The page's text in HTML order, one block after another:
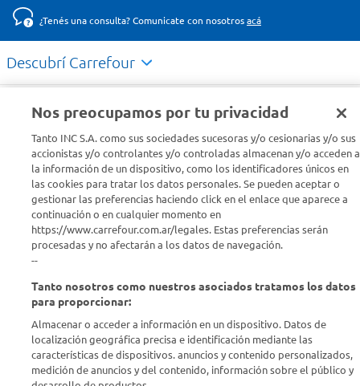
¿Tenés una consulta? Comunicate con nosotros acá
Descubrí Carrefour
Conocenos
Info útil
Comprá Online
Enterate de nuestras ofertas
Dejanos tu mail para recibir todas las ofertas y promociones antes
ENVIAR
Nos preocupamos por tu privacidad
Tanto INC S.A. como sus sociedades sucesoras y/o cesionarias y/o sus
accionistas y/o controlantes y/o controladas almacenan y/o acceden a
la información de un dispositivo, como los identificadores únicos en
las cookies para tratar los datos personales. Se pueden aceptar o
gestionar las preferencias haciendo click en el enlace que aparece a
continuación o en cualquier momento en
https://www.carrefour.com.ar/legales. Estas preferencias serán
procesadas y no afectarán a los datos de navegación.
--
Tanto nosotros como nuestros asociados tratamos los datos
para proporcionar:
Almacenar o acceder a información en un dispositivo. Datos de
localización geográfica precisa e identificación mediante las
características de dispositivos. anuncios y contenido personalizados,
medición de anuncios y del contenido, información sobre el público y